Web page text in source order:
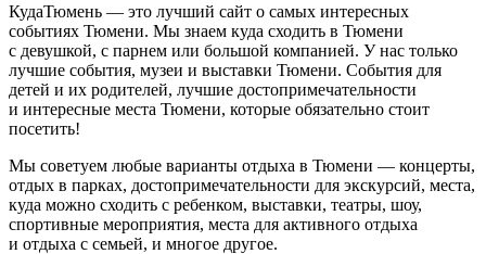
КудаТюмень — это лучший сайт о самых интересных
событиях Тюмени. Мы знаем куда сходить в Тюмени
с девушкой, с парнем или большой компанией. У нас только
лучшие события, музеи и выставки Тюмени. События для
детей и их родителей, лучшие достопримечательности
и интересные места Тюмени, которые обязательно стоит
посетить!
Мы советуем любые варианты отдыха в Тюмени — концерты,
отдых в парках, достопримечательности для экскурсий, места,
куда можно сходить с ребенком, выставки, театры, шоу,
спортивные мероприятия, места для активного отдыха
и отдыха с семьей, и многое другое.